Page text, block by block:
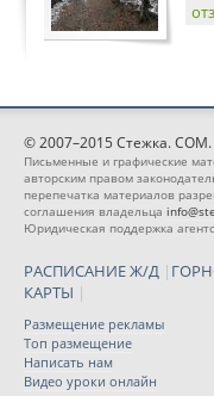
© 2007–2015 Стежка. COM.
Письменные и графические
авторским правом
перепечатка материалов
соглашения владельца
Юридическая поддержка
РАСПИСАНИЕ Ж/Д |
КАРТЫ |
Размещение рекламы
Топ размещение
Написать нам
Видео уроки онлайн